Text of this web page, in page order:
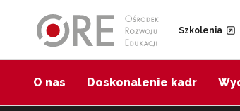
Szkolenia
O nas Doskonalenie kadr